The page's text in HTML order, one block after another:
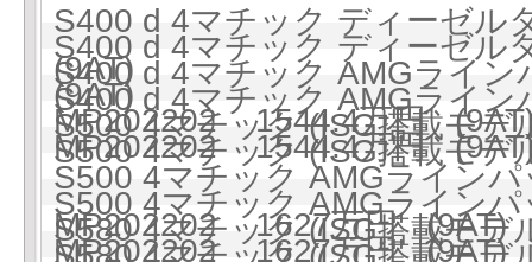
S400 d 4マチック ディーゼ
(9AT)
S400 d 4マチック ディーゼ
(9AT)
S400 d 4マチック AMGライ
MP202202 1544.4万円
S400 d 4マチック AMGライ
MP202202 1544.4万円
S500 4マチック (ISG搭載モ
S500 4マチック (ISG搭載モ
S500 4マチック AMGライン
MP202202 1627万円 (9AT)
S500 4マチック AMGライン
MP202202 1627万円 (9AT)
S580 4マチック (ISG搭載モ